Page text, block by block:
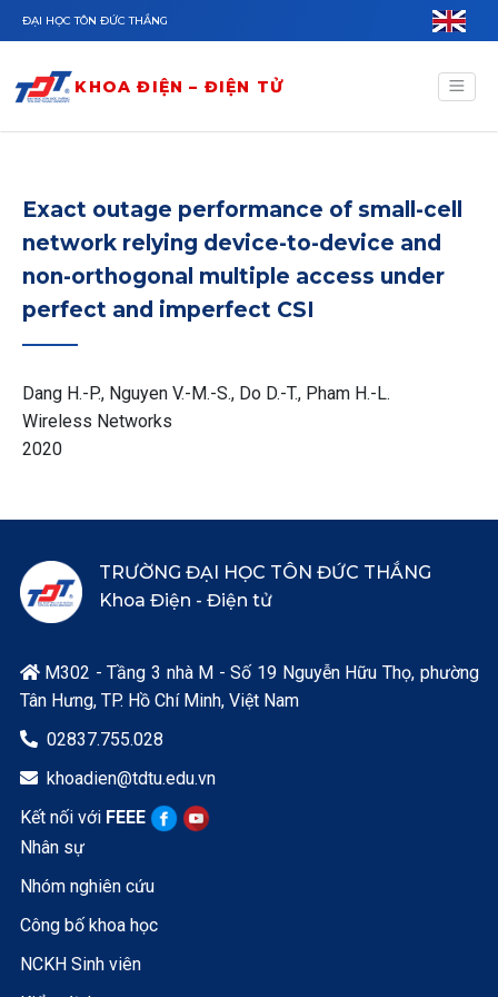
Nhảy đến nội dung
ĐẠI HỌC TÔN ĐỨC THẮNG
KHOA ĐIỆN – ĐIỆN TỬ
Exact outage performance of small-cell
network relying device-to-device and
non-orthogonal multiple access under
perfect and imperfect CSI
Dang H.-P., Nguyen V.-M.-S., Do D.-T., Pham H.-L.
Wireless Networks
2020
TRƯỜNG ĐẠI HỌC TÔN ĐỨC THẮNG
Khoa Điện - Điện tử
M302 - Tầng 3 nhà M - Số 19 Nguyễn Hữu Thọ, phường
Tân Hưng, TP. Hồ Chí Minh, Việt Nam
 02837.755.028
 khoadien@tdtu.edu.vn
Kết nối với FEEE
Nhân sự
Nhóm nghiên cứu
Công bố khoa học
NCKH Sinh viên